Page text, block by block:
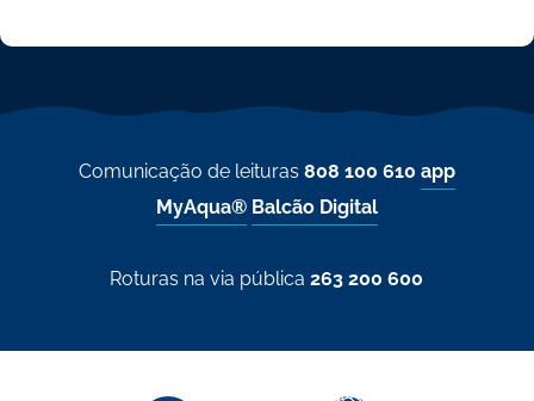
Comunicação de leituras 808 100 610 app
MyAqua® Balcão Digital
Roturas na via pública263 200 600